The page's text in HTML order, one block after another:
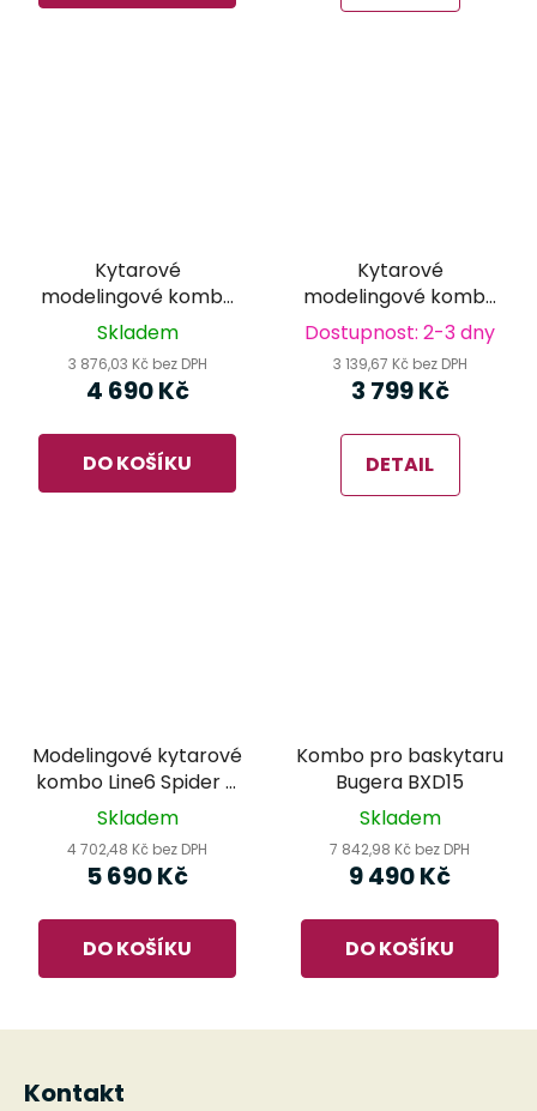
Kytarové
modelingové kombo
NUX Mighty 40MKII
Skladem
3 876,03 Kč bez DPH
4 690 Kč
DO KOŠÍKU
Kytarové
modelingové kombo
NUX Mighty 20MKII
Dostupnost: 2-3 dny
3 139,67 Kč bez DPH
3 799 Kč
DETAIL
Modelingové kytarové
kombo Line6 Spider V
30 MkII
Skladem
4 702,48 Kč bez DPH
5 690 Kč
DO KOŠÍKU
Kombo pro baskytaru
Bugera BXD15
Skladem
7 842,98 Kč bez DPH
9 490 Kč
DO KOŠÍKU
Z
Kontakt